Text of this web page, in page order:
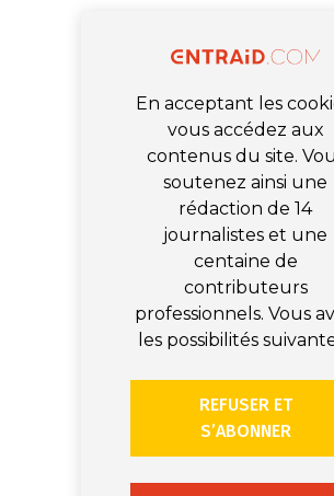
En acceptant les
vous accédez aux
contenus du site.
soutenez ainsi une
rédaction de 14
journalistes et une
centaine de
contributeurs
professionnels. Vous
les possibilités
REFUSER ET
S’ABONNER